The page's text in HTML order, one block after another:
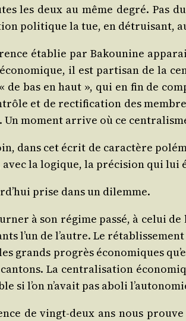
les deux au même degré.
poli­tique la tue, en détrui­sant,
éta­blie par Bakou­nine
il est par­ti­san de la
bas en haut », qui en fin de
et de rec­ti­fi­ca­tion des
moment arrive où ce
dans cet écrit de carac­tère
avec la logique, la pré­ci­sion qui
prise dans un dilemme.
à son régime pas­sé, à celui
l’un de l’autre. Le
grands pro­grès éco­no­miques
La cen­tra­li­sa­tion
si l’on n’a­vait pas abo­li
de vingt-deux ans nous